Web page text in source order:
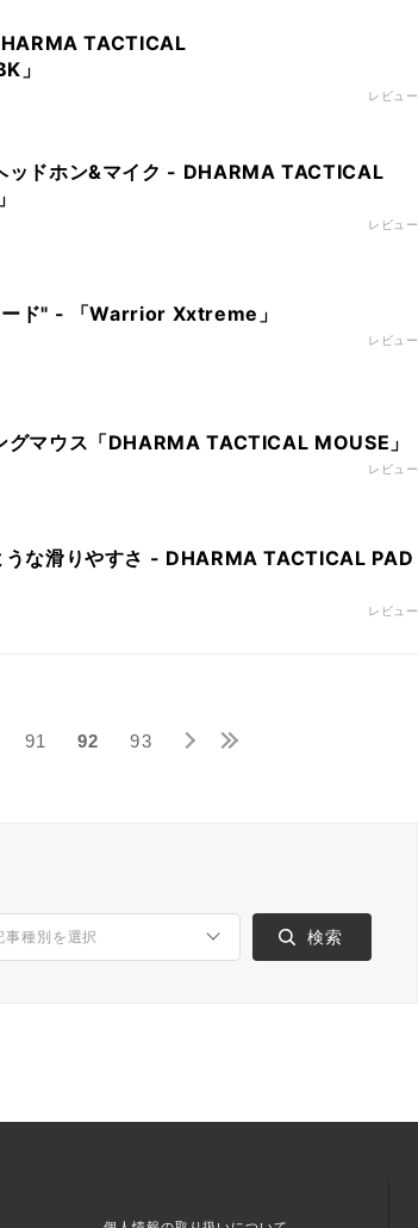
TACTICAL
」
レビュー
ッドホン&マイク - DHARMA TACTICAL
レビュー
ード" - 「Warrior Xxtreme」
レビュー
マウス「DHARMA TACTICAL MOUSE」
レビュー
うな滑りやすさ - DHARMA TACTICAL PAD
レビュー
91 92 93